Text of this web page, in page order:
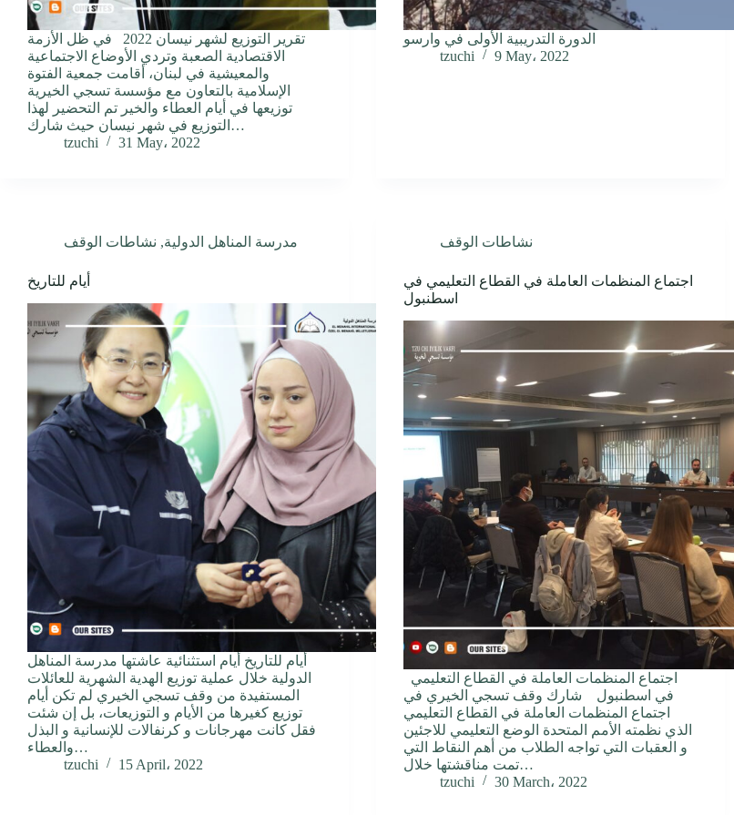
تقرير التوزيع لشهر نيسان 2022 في ظل الأزمة
الاقتصادية الصعبة وتردي الأوضاع الاجتماعية
والمعيشية في لبنان، أقامت جمعية الفتوة
الإسلامية بالتعاون مع مؤسسة تسجي الخيرية
توزيعها في أيام العطاء والخير تم التحضير لهذا
التوزيع في شهر نيسان حيث شارك…
tzuchi
31 May، 2022
tzuchi
9 May، 2022
مدرسة المناهل الدولية, نشاطات الوقف
أيام للتاريخ
أيام للتاريخ أيام استثنائية عاشتها مدرسة المناهل
الدولية خلال عملية توزيع الهدية الشهرية للعائلات
المستفيدة من وقف تسجي الخيري لم تكن أيام
توزيع كغيرها من الأيام و التوزيعات، بل إن شئت
فقل كانت مهرجانات و كرنفالات للإنسانية و البذل
والعطاء…
tzuchi
15 April، 2022
نشاطات الوقف
اجتماع المنظمات العاملة في القطاع التعليمي في
اسطنبول
في اسطنبول شارك وقف تسجي الخيري في
اجتماع المنظمات العاملة في القطاع التعليمي
الذي نظمته الأمم المتحدة الوضع التعليمي للاجئين
و العقبات التي تواجه الطلاب من أهم النقاط التي
تمت مناقشتها خلال…
tzuchi
30 March، 2022